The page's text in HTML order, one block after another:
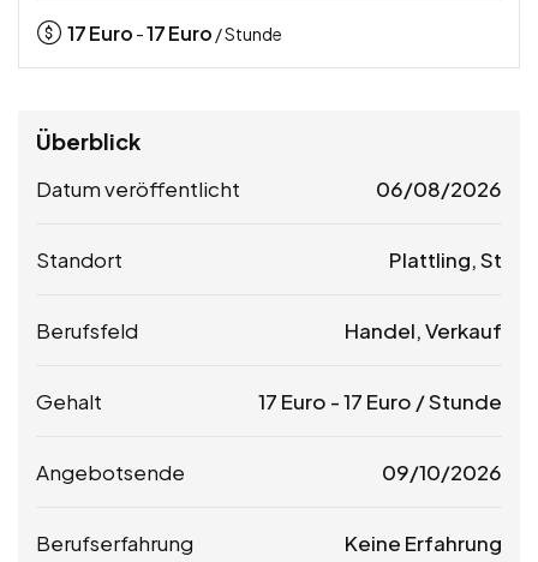
17Euro -17Euro / Stunde
Überblick
Datum veröffentlicht 06/08/2026
Standort Plattling, St
Berufsfeld Handel, Verkauf
Gehalt 17 Euro -17 Euro / Stunde
Angebotsende 09/10/2026
Berufserfahrung Keine Erfahrung